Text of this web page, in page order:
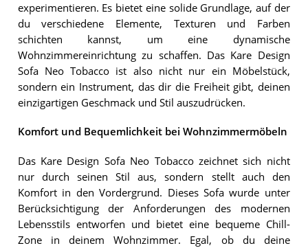
experimentieren. Es bietet eine solide Grundlage, auf der
du verschiedene Elemente, Texturen und Farben
schichten kannst, um eine dynamische
Wohnzimmereinrichtung zu schaffen. Das Kare Design
Sofa Neo Tobacco ist also nicht nur ein Möbelstück,
sondern ein Instrument, das dir die Freiheit gibt, deinen
einzigartigen Geschmack und Stil auszudrücken.
Komfort und Bequemlichkeit bei Wohnzimmermöbeln
Das Kare Design Sofa Neo Tobacco zeichnet sich nicht
nur durch seinen Stil aus, sondern stellt auch den
Komfort in den Vordergrund. Dieses Sofa wurde unter
Berücksichtigung der Anforderungen des modernen
Lebensstils entworfen und bietet eine bequeme Chill-
Zone in deinem Wohnzimmer. Egal, ob du deine